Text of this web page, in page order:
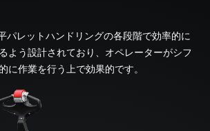
パレットハンドリングの各段階で効率的に
よう設計されており、オペレーターがシフ
に作業を行う上で効果的です。